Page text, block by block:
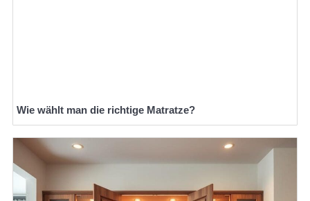
Wie wählt man die richtige Matratze?